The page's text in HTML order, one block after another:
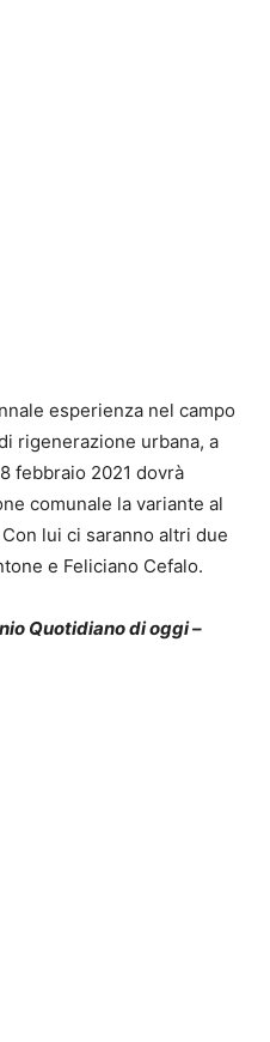
esperienza nel campo
rigenerazione urbana, a
febbraio 2021 dovrà
comunale la variante al
lui ci saranno altri due
e Feliciano Cefalo.
Quotidiano di oggi –